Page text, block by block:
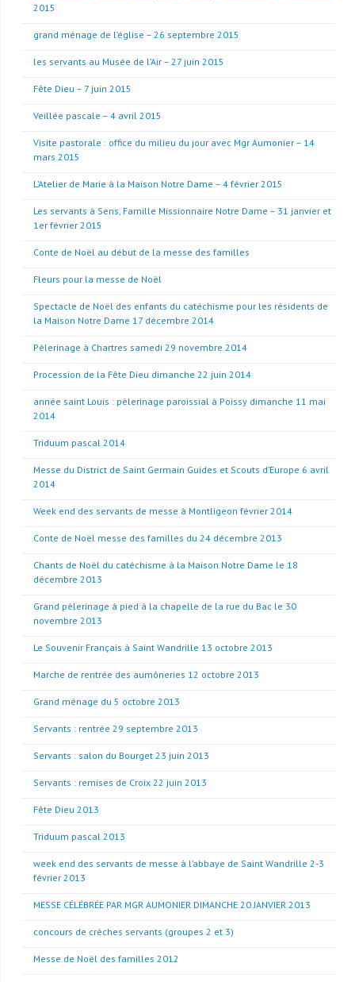
2015
grand ménage de l’église – 26 septembre 2015
les servants au Musée de l’Air – 27 juin 2015
Fête Dieu – 7 juin 2015
Veillée pascale – 4 avril 2015
Visite pastorale : office du milieu du jour avec Mgr Aumonier – 14
mars 2015
L’Atelier de Marie à la Maison Notre Dame – 4 février 2015
Les servants à Sens, Famille Missionnaire Notre Dame – 31 janvier et
1er février 2015
Conte de Noël au début de la messe des familles
Fleurs pour la messe de Noël
Spectacle de Noël des enfants du catéchisme pour les résidents de
la Maison Notre Dame 17 décembre 2014
Pèlerinage à Chartres samedi 29 novembre 2014
Procession de la Fête Dieu dimanche 22 juin 2014
année saint Louis : pèlerinage paroissial à Poissy dimanche 11 mai
2014
Triduum pascal 2014
Messe du District de Saint Germain Guides et Scouts d’Europe 6 avril
2014
Week end des servants de messe à Montligeon février 2014
Conte de Noël messe des familles du 24 décembre 2013
Chants de Noël du catéchisme à la Maison Notre Dame le 18
décembre 2013
Grand pèlerinage à pied à la chapelle de la rue du Bac le 30
novembre 2013
Le Souvenir Français à Saint Wandrille 13 octobre 2013
Marche de rentrée des aumôneries 12 octobre 2013
Grand ménage du 5 octobre 2013
Servants : rentrée 29 septembre 2013
Servants : salon du Bourget 23 juin 2013
Servants : remises de Croix 22 juin 2013
Fête Dieu 2013
Triduum pascal 2013
week end des servants de messe à l’abbaye de Saint Wandrille 2-3
février 2013
MESSE CÉLÉBRÉE PAR MGR AUMONIER DIMANCHE 20 JANVIER 2013
concours de crèches servants (groupes 2 et 3)
Messe de Noël des familles 2012